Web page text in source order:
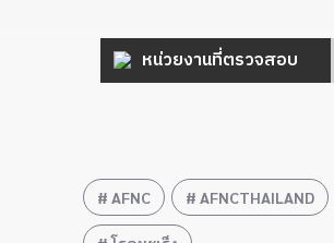
หน่วยงานที่ตรวจสอบ
AFNC AFNCTHAILAND